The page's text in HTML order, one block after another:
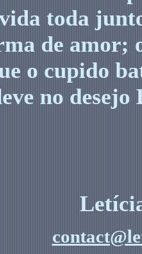
toda
de amor;
o cupido
no